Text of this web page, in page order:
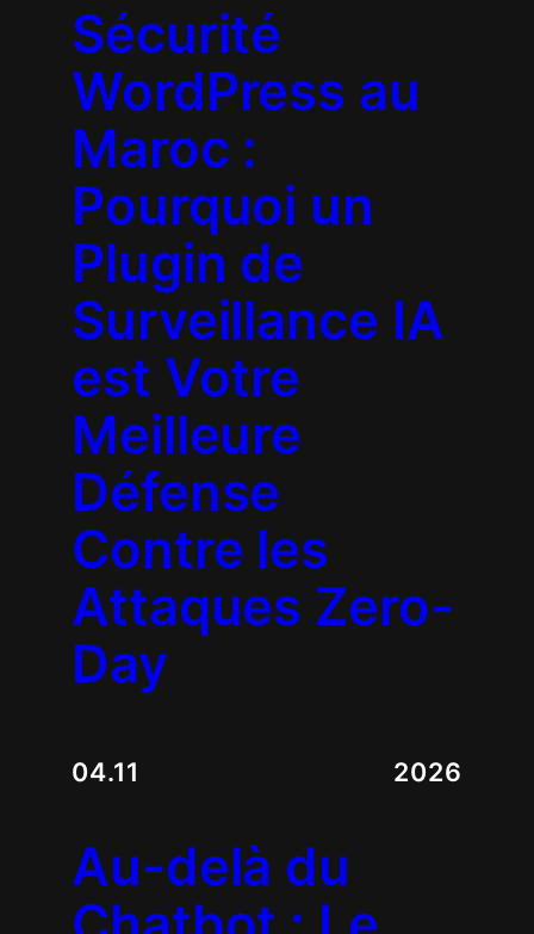
Sécurité
WordPress au
Maroc :
Pourquoi un
Plugin de
Surveillance IA
est Votre
Meilleure
Défense
Contre les
Attaques Zero-
Day
04.11 2026
Au-delà du